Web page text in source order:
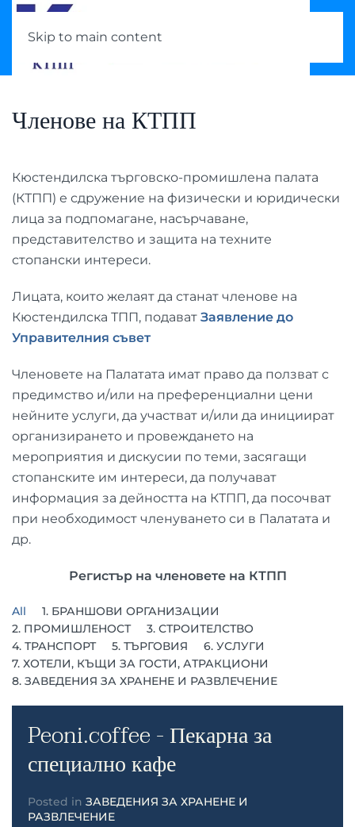
Skip to main content
Членове на КТПП
Кюстендилска търговско-промишлена палата
(КТПП) е сдружение на физически и юридически
лица за подпомагане, насърчаване,
представителство и защита на техните
стопански интереси.
Лицата, които желаят да станат членове на
Кюстендилска ТПП, подават Заявление до
Управителния съвет
Членовете на Палатата имат право да ползват с
предимство и/или на преференциални цени
нейните услуги, да участват и/или да инициират
организирането и провеждането на
мероприятия и дискусии по теми, засягащи
стопанските им интереси, да получават
информация за дейността на КТПП, да посочват
при необходимост членуването си в Палатата и
др.
Регистър на членовете на КТПП
All
1. БРАНШОВИ ОРГАНИЗАЦИИ
2. ПРОМИШЛЕНОСТ
3. СТРОИТЕЛСТВО
4. ТРАНСПОРТ
5. ТЪРГОВИЯ
6. УСЛУГИ
7. ХОТЕЛИ, КЪЩИ ЗА ГОСТИ, АТРАКЦИОНИ
8. ЗАВЕДЕНИЯ ЗА ХРАНЕНЕ И РАЗВЛЕЧЕНИЕ
Peoni.coffee - Пекарна за
специално кафе
Posted in ЗАВЕДЕНИЯ ЗА ХРАНЕНЕ И
РАЗВЛЕЧЕНИЕ